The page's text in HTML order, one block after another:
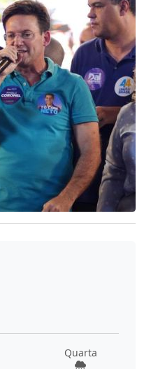
Quarta